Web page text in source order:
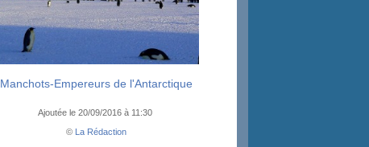
Manchots-Empereurs de l'Antarctique
Ajoutée le 20/09/2016 à 11:30
© La Rédaction